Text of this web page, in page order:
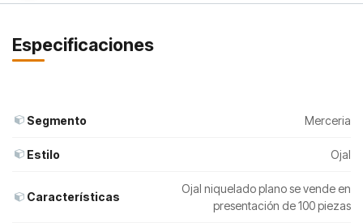
Especificaciones
Segmento Merceria
Estilo Ojal
Características
Ojal niquelado plano se vende en
presentación de 100 piezas